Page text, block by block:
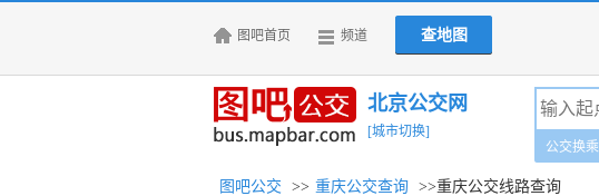
图吧首页 频道 查地图
北京公交网
[城市切换]
公交换乘
图吧公交 >> 重庆公交查询 >>重庆公交线路查询